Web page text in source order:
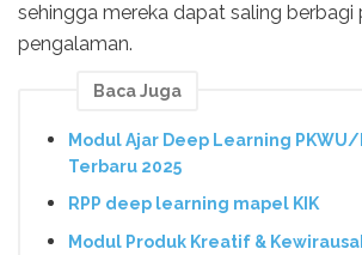
sehingga mereka dapat saling berbagi
pengalaman.
Baca Juga
Modul Ajar Deep Learning PKWU/
Terbaru 2025
RPP deep learning mapel KIK
Modul Produk Kreatif &